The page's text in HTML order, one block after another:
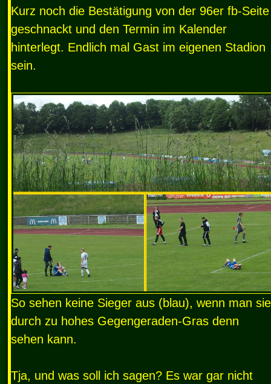
Kurz noch die Bestätigung von der 96er fb-Seite
geschnackt und den Termin im Kalender
hinterlegt. Endlich mal Gast im eigenen Stadion
sein.
So sehen keine Sieger aus (blau), wenn man sie
durch zu hohes Gegengeraden-Gras denn
sehen kann.
Tja, und was soll ich sagen? Es war gar nicht